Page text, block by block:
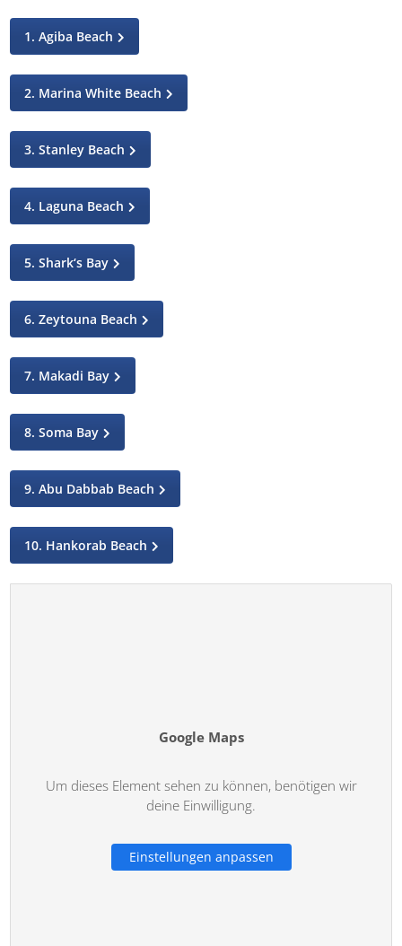
1. Agiba Beach
2. Marina White Beach
3. Stanley Beach
4. Laguna Beach
5. Shark‘s Bay
6. Zeytouna Beach
7. Makadi Bay
8. Soma Bay
9. Abu Dabbab Beach
10. Hankorab Beach
Um dieses Element sehen zu können, benötigen wir